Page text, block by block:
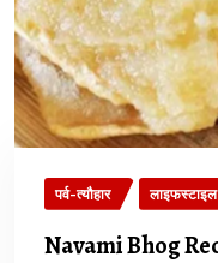
पर्व-त्यौहार लाइफस्टाइल
Navami Bhog